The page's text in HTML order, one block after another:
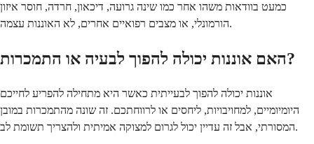
כמעט בוודאות משהו אחר כמו שינה גרועה, דיכאון, חרדה, חוסר איזון
הורמונלי, או מצבים רפואיים אחרים, לא האוננות עצמה.
האם אוננות יכולה להפוך לבעיה או התמכרות?
אוננות יכולה להפוך לבעייתית כאשר היא מתחילה להפריע לחייכם
היומיומיים, למחויבויות, ליחסים או לרווחתכם. זה שונה מהתמכרות במובן
המסורתי, אבל זה עדיין יכול לגרום למצוקה אמיתית ולהצריך תשומת לב.